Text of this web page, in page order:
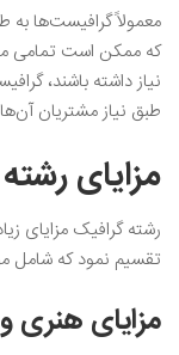
معمولاً گرافیست‌ها به
که ممکن است تمامی
نیاز داشته باشند،
طبق نیاز مشتریان
مزایای
رشته گرافیک مزایای
تقسیم نمود که شامل
مزایای هنری